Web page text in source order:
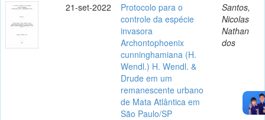
21-set-2022
Protocolo para o
controle da espécie
invasora
Archontophoenix
cunninghamiana (H.
Wendl.) H. Wendl. &
Drude em um
remanescente urbano
de Mata Atlântica em
São Paulo/SP
Santos,
Nicolas
Nathan
dos